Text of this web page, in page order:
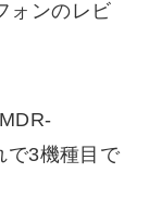
ォンのレビ
で3機種目で